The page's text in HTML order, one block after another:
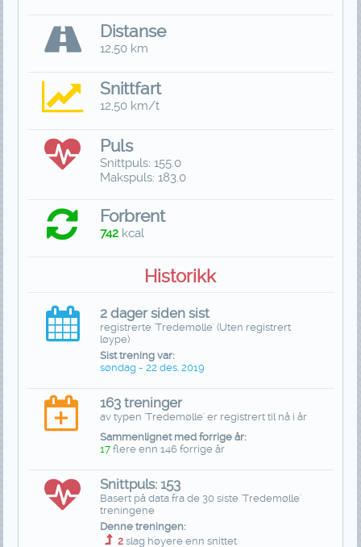
Distanse
12,50 km
Snittfart
12,50 km/t
Puls
Snittpuls: 155.0
Makspuls: 183.0
Forbrent
742 kcal
Historikk
2 dager siden sist
registrerte 'Tredemølle' (Uten registrert
løype)
Sist trening var:
søndag - 22 des. 2019
163 treninger
av typen 'Tredemølle' er registrert til nå i år
Sammenlignet med forrige år:
17 flere enn 146 forrige år
Snittpuls: 153
Basert på data fra de 30 siste 'Tredemølle'
treningene
Denne treningen:
2 slag høyere enn snittet